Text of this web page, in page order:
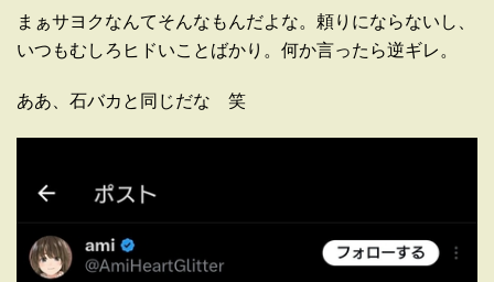
まぁサヨクなんてそんなもんだよな。頼りにならないし、
いつもむしろヒドいことばかり。何か言ったら逆ギレ。
ああ、石バカと同じだな 笑